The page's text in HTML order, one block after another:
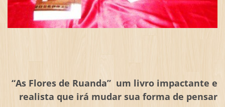
“As Flores de Ruanda” um livro impactante e
realista que irá mudar sua forma de pensar